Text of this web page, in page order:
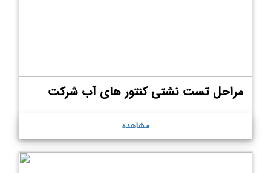
مراحل تست نشتی کنتور های آب شرکت
مشاهده